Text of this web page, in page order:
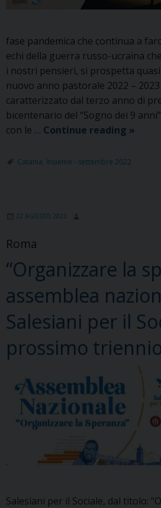
fase pandemica che continua a
echi della guerra russo-ucraina
i nostri pensieri, si prospetta quasi
nuovo anno pastorale 2022 –
caratterizzato dal terzo anno di
bicentenario del “Sogno dei 9
con le … Continue reading
avvio
»
Catania Insieme - settembre 2022
22 AGOSTO 2022
Roma
“Organizzare la
assemblea
Salesiani per il
prossimo
Salesiani per il Sociale, dal titolo: